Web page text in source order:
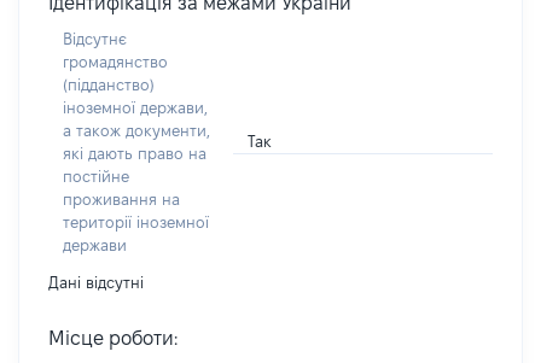
Відсутнє
громадянство
(підданство)
іноземної держави,
а також документи,
які дають право на
постійне
проживання на
території іноземної
держави
Так
Дані відсутні
Місце роботи: